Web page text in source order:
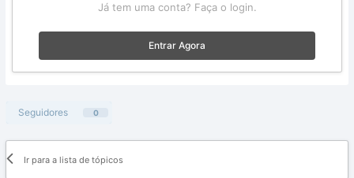
Já tem uma conta? Faça o login.
Entrar Agora
Seguidores 0
Ir para a lista de tópicos